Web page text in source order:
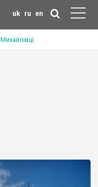
uk ru en
Михайлівці